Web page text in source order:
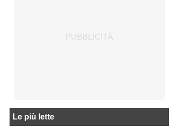
Le più lette